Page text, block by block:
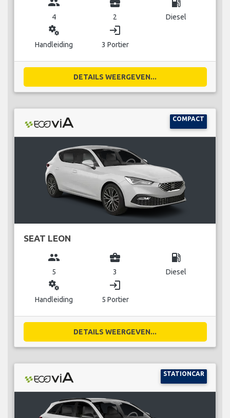
4 2 Diesel
miscellaneous_services
Handleiding
login
3 Portier
DETAILS WEERGEVEN...
COMPACT
SEAT LEON
group
5
business_center
3
local_gas_station
Diesel
miscellaneous_services
Handleiding
login
5 Portier
DETAILS WEERGEVEN...
STATIONCAR